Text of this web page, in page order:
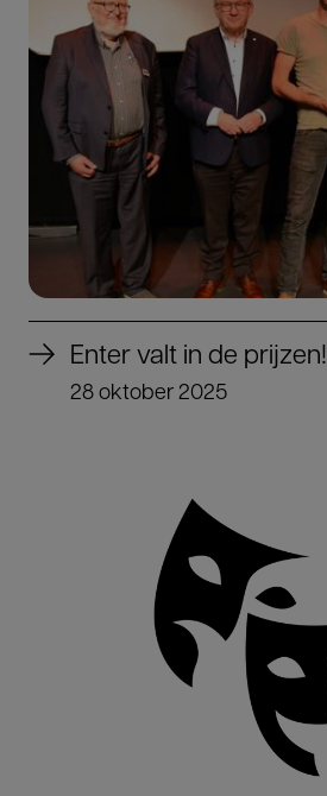
Enter valt in de prijzen!
28 oktober 2025